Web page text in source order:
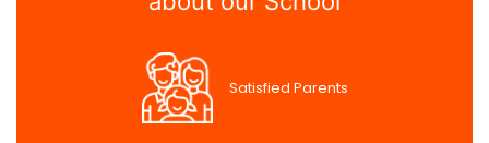
Satisfied Parents